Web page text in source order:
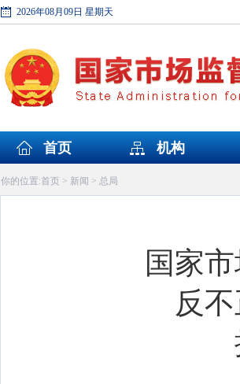
2026年08月09日 星期天
首页 机构
你的位置:首页> 新闻 > 总局
国家
反